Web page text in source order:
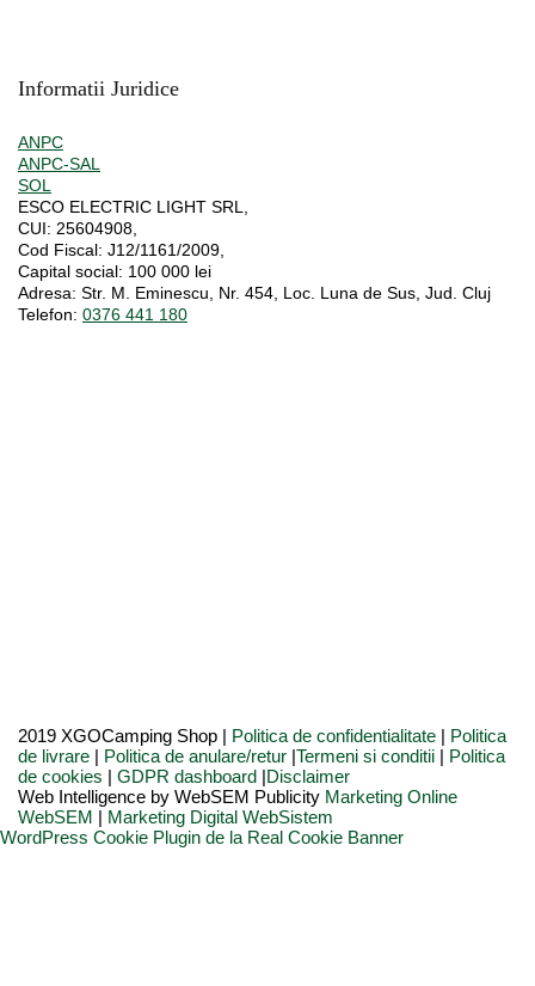
Informatii Juridice
ANPC
ANPC-SAL
SOL
ESCO ELECTRIC LIGHT SRL,
CUI: 25604908,
Cod Fiscal: J12/1161/2009,
Capital social: 100 000 lei
Adresa: Str. M. Eminescu, Nr. 454, Loc. Luna de Sus, Jud. Cluj
Telefon: 0376 441 180
2019 XGOCamping Shop | Politica de confidentialitate | Politica
de livrare | Politica de anulare/retur |Termeni si conditii | Politica
de cookies | GDPR dashboard |Disclaimer
Web Intelligence by WebSEM Publicity Marketing Online
WebSEM | Marketing Digital WebSistem
WordPress Cookie Plugin de la Real Cookie Banner